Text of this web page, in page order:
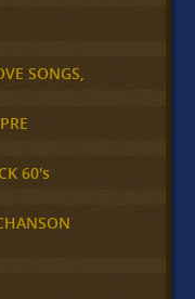
SONGS,
60's